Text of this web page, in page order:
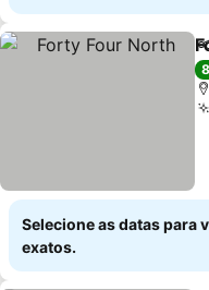
Selecione as datas para
exatos.